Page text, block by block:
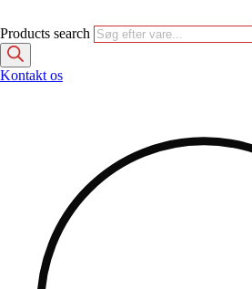
Products search
Kontakt os